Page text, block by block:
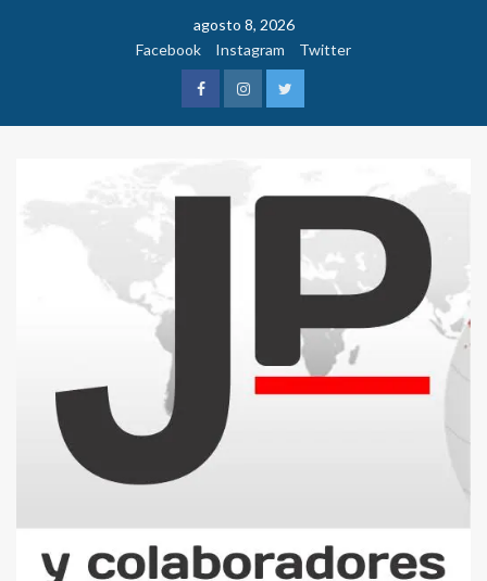
agosto 8, 2026
Facebook
Instagram Twitter
FacebookInstagramTwitter